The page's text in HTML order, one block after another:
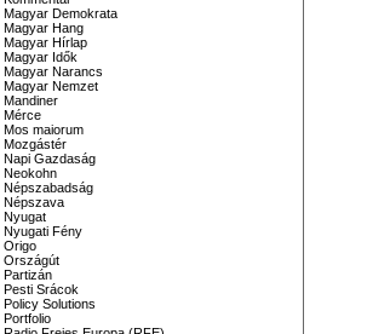
Magyar Demokrata
Magyar Hang
Magyar Hírlap
Magyar Idők
Magyar Narancs
Magyar Nemzet
Mandiner
Mérce
Mos maiorum
Mozgástér
Napi Gazdaság
Neokohn
Népszabadság
Népszava
Nyugat
Nyugati Fény
Origo
Országút
Partizán
Pesti Srácok
Policy Solutions
Portfolio